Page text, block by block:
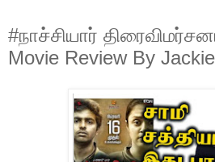
#நாச்சியார்
Movie Review By